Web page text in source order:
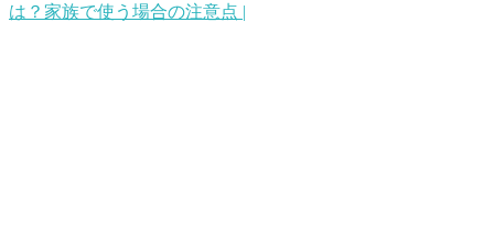
は？家族で使う場合の注意点 |